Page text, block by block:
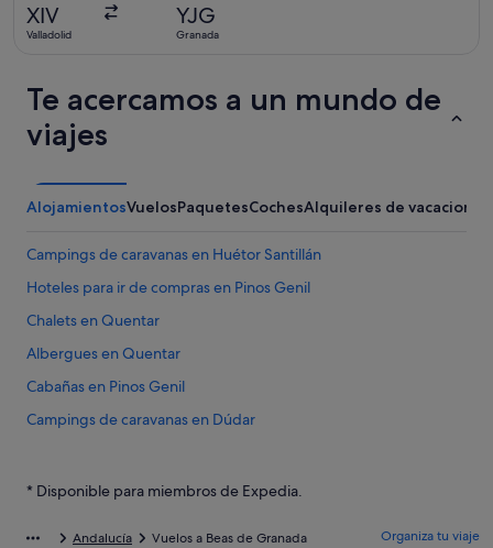
XIV
Valladolid
YJG
Granada
Te acercamos a un mundo de
viajes
AlojamientosVuelosPaquetesCochesAlquileres de vacaciones
Campings de caravanas en Huétor Santillán
Hoteles para ir de compras en Pinos Genil
Chalets en Quentar
Albergues en Quentar
Cabañas en Pinos Genil
Campings de caravanas en Dúdar
Hoteles de esquí en Quentar
* Disponible para miembros de Expedia.
Andalucía Vuelos a Beas de Granada Organiza tu viaje